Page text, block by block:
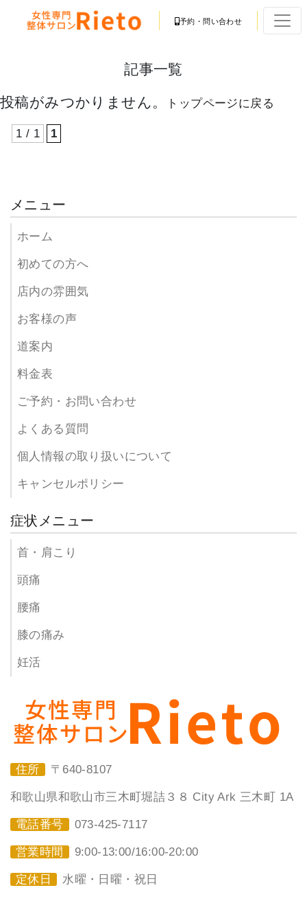
予約・問い合わせ
記事一覧
投稿がみつかりません。 トップページに戻る
1 / 1 1
メニュー
ホーム
初めての方へ
店内の雰囲気
お客様の声
道案内
料金表
ご予約・お問い合わせ
よくある質問
個人情報の取り扱いについて
キャンセルポリシー
症状メニュー
首・肩こり
頭痛
腰痛
膝の痛み
妊活
住所 〒640-8107
和歌山県和歌山市三木町堀詰３８ City Ark 三木町 1A
電話番号 073-425-7117
営業時間 9:00-13:00/16:00-20:00
定休日 水曜・日曜・祝日